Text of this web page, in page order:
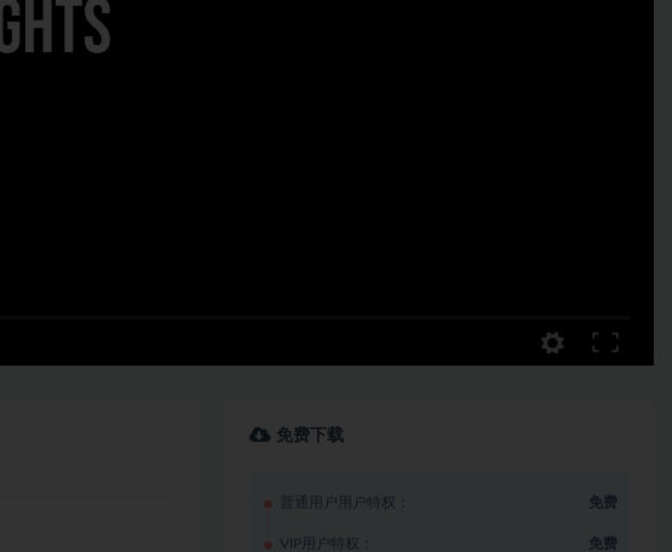
免费下载
普通用户用户特权： 免费
VIP用户特权： 免费